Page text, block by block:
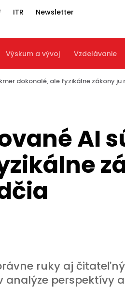
ITR Newsletter
Výskum a vývoj Vzdelávanie
dokonalé, ale fyzikálne zákony ju
AI
ruky aj
perspektívy